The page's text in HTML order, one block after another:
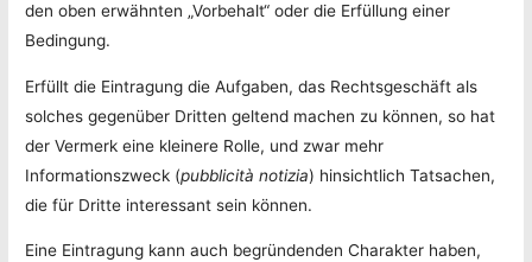
den oben erwähnten „Vorbehalt“ oder die Erfüllung einer
Bedingung.
Erfüllt die Eintragung die Aufgaben, das Rechtsgeschäft als
solches gegenüber Dritten geltend machen zu können, so hat
der Vermerk eine kleinere Rolle, und zwar mehr
Informationszweck (pubblicità notizia) hinsichtlich Tatsachen,
die für Dritte interessant sein können.
Eine Eintragung kann auch begründenden Charakter haben,